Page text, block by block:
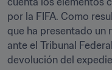
por la FIFA. Como
que ha presentado un
ante el Tribunal
devolución del